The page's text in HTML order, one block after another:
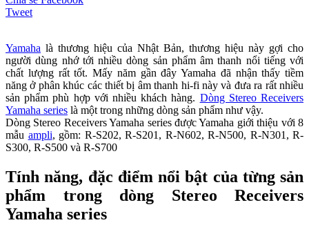
Tweet
Yamaha là thương hiệu của Nhật Bản, thương hiệu này gợi cho
người dùng nhớ tới nhiều dòng sản phẩm âm thanh nổi tiếng với
chất lượng rất tốt. Mấy năm gần đây Yamaha đã nhận thấy tiềm
năng ở phân khúc các thiết bị âm thanh hi-fi này và đưa ra rất nhiều
sản phẩm phù hợp với nhiều khách hàng. Dòng Stereo Receivers
Yamaha series là một trong những dòng sản phẩm như vậy.
Dòng Stereo Receivers Yamaha series được Yamaha giới thiệu với 8
mẫu ampli, gồm: R-S202, R-S201, R-N602, R-N500, R-N301, R-
S300, R-S500 và R-S700
Tính năng, đặc điểm nổi bật của từng sản
phẩm trong dòng Stereo Receivers
Yamaha series